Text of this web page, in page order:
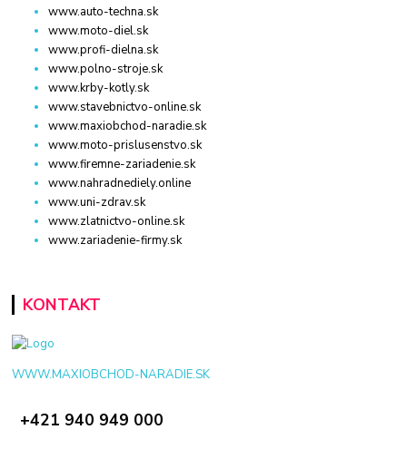
www.auto-techna.sk
www.moto-diel.sk
www.profi-dielna.sk
www.polno-stroje.sk
www.krby-kotly.sk
www.stavebnictvo-online.sk
www.maxiobchod-naradie.sk
www.moto-prislusenstvo.sk
www.firemne-zariadenie.sk
www.nahradnediely.online
www.uni-zdrav.sk
www.zlatnictvo-online.sk
www.zariadenie-firmy.sk
KONTAKT
WWW.MAXIOBCHOD-NARADIE.SK
+421 940 949 000